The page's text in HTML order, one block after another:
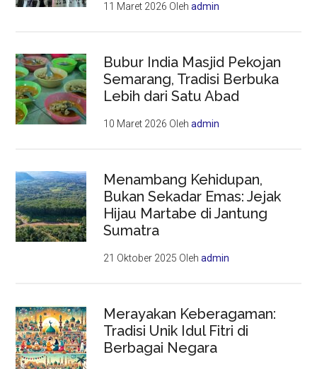
11 Maret 2026 Olehadmin
Bubur India Masjid Pekojan
Semarang, Tradisi Berbuka
Lebih dari Satu Abad
10 Maret 2026 Olehadmin
Menambang Kehidupan,
Bukan Sekadar Emas: Jejak
Hijau Martabe di Jantung
Sumatra
21 Oktober 2025 Olehadmin
Merayakan Keberagaman:
Tradisi Unik Idul Fitri di
Berbagai Negara